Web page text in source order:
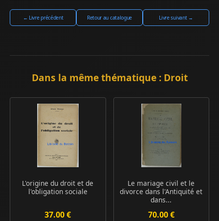
← Livre précédent Retour au catalogue Livre suivant →
Dans la même thématique : Droit
L'origine du droit et de
l'obligation sociale
37.00 €
Le mariage civil et le
divorce dans l'Antiquité et
dans...
70.00 €